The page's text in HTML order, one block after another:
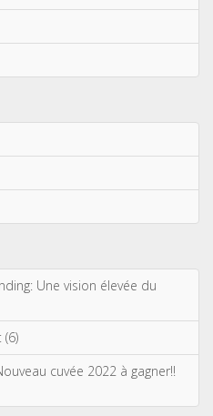
Une vision élevée du
cuvée 2022 à gagner!!